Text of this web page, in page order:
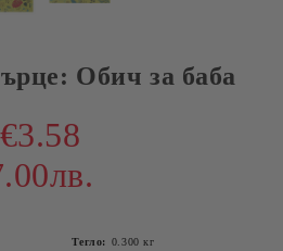
Обич за баба
€3.58
Тегло: 0.300 кг